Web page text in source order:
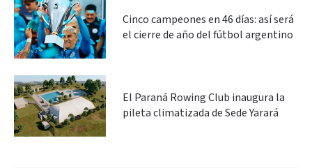
Cinco campeones en 46 días: así será
el cierre de año del fútbol argentino
El Paraná Rowing Club inaugura la
pileta climatizada de Sede Yarará